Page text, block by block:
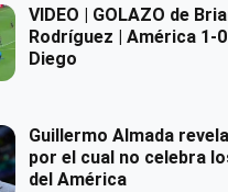
VIDEO | GOLAZO de
Rodríguez | América 1-
Diego
Guillermo Almada
por el cual no celebra
del América